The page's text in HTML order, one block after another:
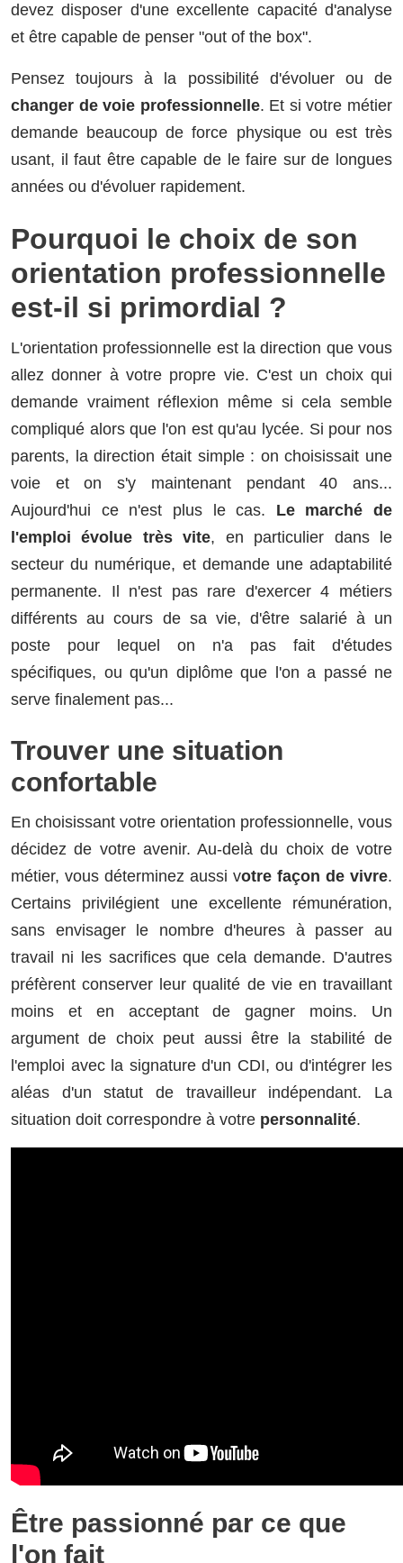
devez disposer d'une excellente capacité d'analyse
et être capable de penser "out of the box".
Pensez toujours à la possibilité d'évoluer ou de
changer de voie professionnelle. Et si votre métier
demande beaucoup de force physique ou est très
usant, il faut être capable de le faire sur de longues
années ou d'évoluer rapidement.
Pourquoi le choix de son
orientation professionnelle
est-il si primordial ?
L'orientation professionnelle est la direction que vous
allez donner à votre propre vie. C'est un choix qui
demande vraiment réflexion même si cela semble
compliqué alors que l'on est qu'au lycée. Si pour nos
parents, la direction était simple : on choisissait une
voie et on s'y maintenant pendant 40 ans...
Aujourd'hui ce n'est plus le cas. Le marché de
l'emploi évolue très vite, en particulier dans le
secteur du numérique, et demande une adaptabilité
permanente. Il n'est pas rare d'exercer 4 métiers
différents au cours de sa vie, d'être salarié à un
poste pour lequel on n'a pas fait d'études
spécifiques, ou qu'un diplôme que l'on a passé ne
serve finalement pas...
Trouver une situation
confortable
En choisissant votre orientation professionnelle, vous
décidez de votre avenir. Au-delà du choix de votre
métier, vous déterminez aussi votre façon de vivre.
Certains privilégient une excellente rémunération,
sans envisager le nombre d'heures à passer au
travail ni les sacrifices que cela demande. D'autres
préfèrent conserver leur qualité de vie en travaillant
moins et en acceptant de gagner moins. Un
argument de choix peut aussi être la stabilité de
l'emploi avec la signature d'un CDI, ou d'intégrer les
aléas d'un statut de travailleur indépendant. La
situation doit correspondre à votre personnalité.
Être passionné par ce que
l'on fait